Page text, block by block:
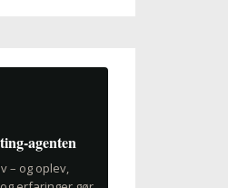
agenten
– og oplev,